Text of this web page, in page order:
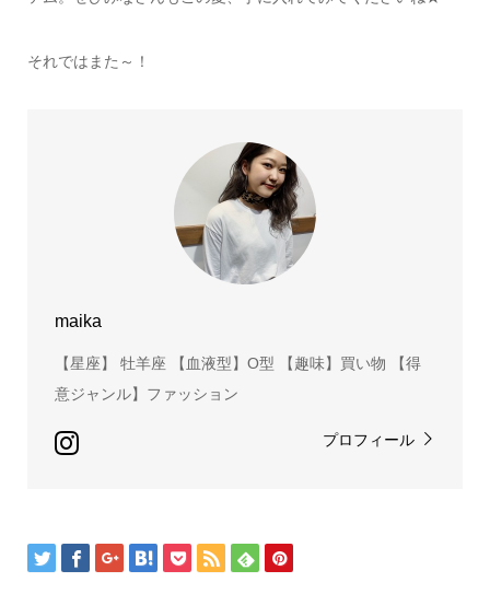
それではまた～！
maika
【星座】 牡羊座 【血液型】O型 【趣味】買い物 【得
意ジャンル】ファッション
プロフィール